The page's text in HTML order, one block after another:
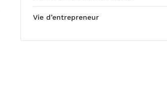
Vie d’entrepreneur